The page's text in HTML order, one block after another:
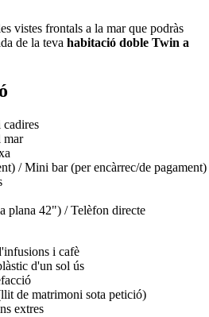
vistes frontals a la mar que podràs
de la teva habitació doble Twin a
cadires
mar
/ Mini bar (per encàrrec/de pagament)
plana 42") / Telèfon directe
i cafè
d'un sol ús
de matrimoni sota petició)
extres